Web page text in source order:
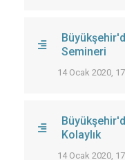
Semineri
14 Ocak 2020,
Kolaylık
14 Ocak 2020,